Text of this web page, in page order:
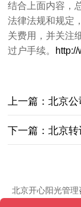
结合上面内容，
法律法规和规定
关费用，并关注
过户手续。
上一篇：北京公司
下一篇：北京转让
北京开心阳光管